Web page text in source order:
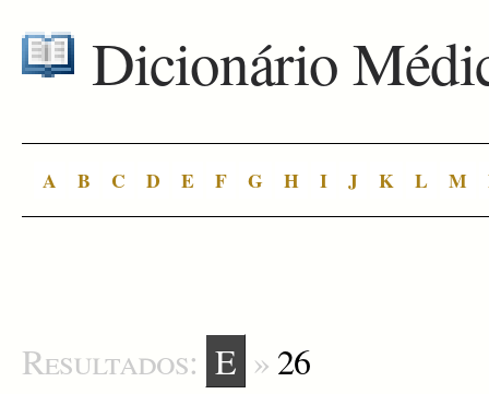
Dicionário
A B C D E F G H I J K L M
Resultados: E » 26